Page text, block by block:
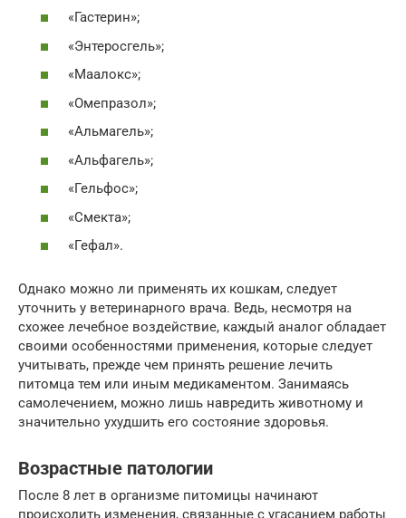
«Гастерин»;
«Энтеросгель»;
«Маалокс»;
«Омепразол»;
«Альмагель»;
«Альфагель»;
«Гельфос»;
«Смекта»;
«Гефал».
Однако можно ли применять их кошкам, следует
уточнить у ветеринарного врача. Ведь, несмотря на
схожее лечебное воздействие, каждый аналог обладает
своими особенностями применения, которые следует
учитывать, прежде чем принять решение лечить
питомца тем или иным медикаментом. Занимаясь
самолечением, можно лишь навредить животному и
значительно ухудшить его состояние здоровья.
Возрастные патологии
После 8 лет в организме питомицы начинают
происходить изменения, связанные с угасанием работы